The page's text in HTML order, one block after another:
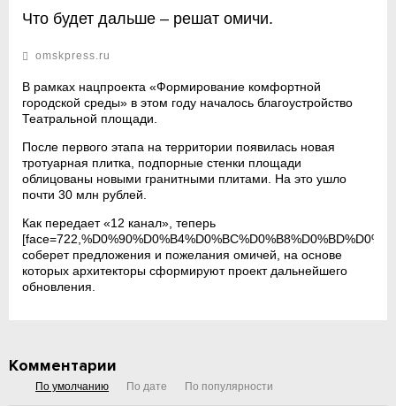
Что будет дальше – решат омичи.
omskpress.ru
В рамках нацпроекта «Формирование комфортной
городской среды» в этом году началось благоустройство
Театральной площади.
После первого этапа на территории появилась новая
тротуарная плитка, подпорные стенки площади
облицованы новыми гранитными плитами. На это ушло
почти 30 млн рублей.
Как передает «12 канал», теперь
соберет предложения и пожелания омичей, на основе
которых архитекторы сформируют проект дальнейшего
обновления.
Комментарии
По умолчанию По дате По популярности